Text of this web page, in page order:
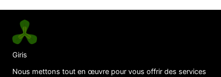
Giris
Nous mettons tout en œuvre pour vous offrir des services